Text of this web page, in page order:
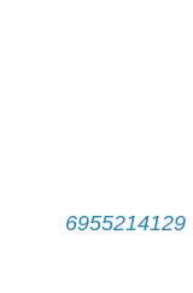
6955214129